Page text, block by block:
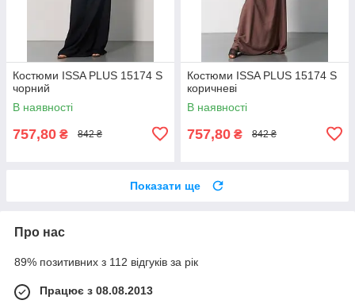
Костюми ISSA PLUS 15174 S
чорний
В наявності
757,80 ₴ 842 ₴
Костюми ISSA PLUS 15174 S
коричневі
В наявності
757,80 ₴ 842 ₴
Показати ще
Про нас
89% позитивних з 112 відгуків за рік
Працює з 08.08.2013